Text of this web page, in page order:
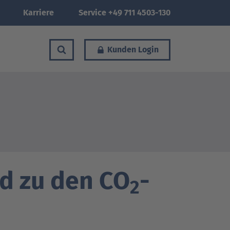
Karriere Service +49 711 4503-130
Kunden Login
zu den CO2-